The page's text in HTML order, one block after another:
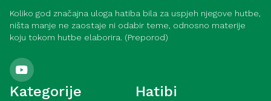
Koliko god značajna uloga hatiba bila za uspjeh njegove hutbe,
ništa manje ne zaostaje ni odabir teme, odnosno materije
koju tokom hutbe elaborira. (Preporod)
Kategorije Hatibi